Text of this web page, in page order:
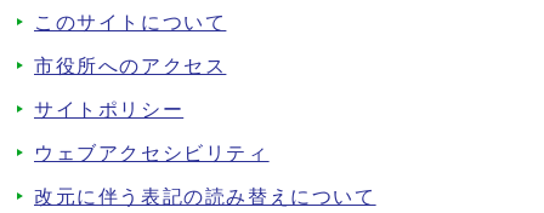
このサイトについて
市役所へのアクセス
サイトポリシー
ウェブアクセシビリティ
改元に伴う表記の読み替えについて